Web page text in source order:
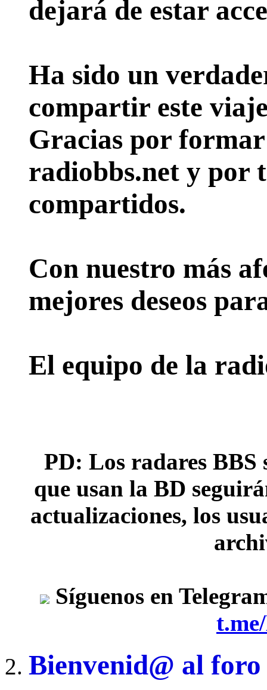
dejará de estar
Ha sido un
compartir este
Gracias por
radiobbs.net y por
compartidos.
Con nuestro más
mejores deseos
El equipo de la
PD: Los radares
que usan la BD
actualizaciones, los
Síguenos en
Bienvenid@ al